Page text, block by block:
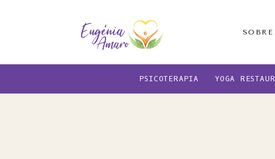
content
PSICOTERAPIA YOGA